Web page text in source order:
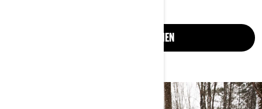
SXS TRAXTER ANSEHEN